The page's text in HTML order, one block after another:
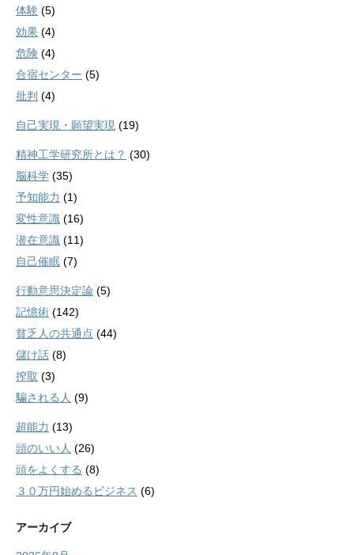
体験 (5)
効果 (4)
危険 (4)
合宿センター (5)
批判 (4)
自己実現・願望実現 (19)
精神工学研究所とは？ (30)
脳科学 (35)
予知能力 (1)
変性意識 (16)
潜在意識 (11)
自己催眠 (7)
行動意思決定論 (5)
記憶術 (142)
貧乏人の共通点 (44)
儲け話 (8)
搾取 (3)
騙される人 (9)
超能力 (13)
頭のいい人 (26)
頭をよくする (8)
３０万円始めるビジネス (6)
アーカイブ